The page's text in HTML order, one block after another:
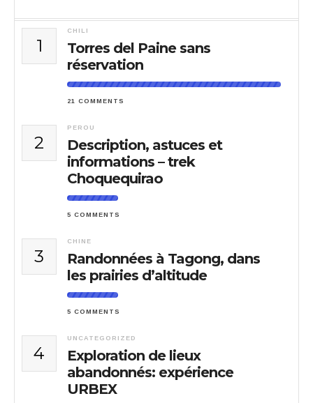
1
CHILI
Torres del Paine sans
réservation
21 COMMENTS
2
PEROU
Description, astuces et
informations – trek
Choquequirao
5 COMMENTS
3
CHINE
Randonnées à Tagong, dans
les prairies d’altitude
5 COMMENTS
4
UNCATEGORIZED
Exploration de lieux
abandonnés: expérience
URBEX